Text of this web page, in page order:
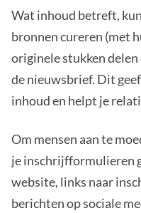
Wat inhoud betreft,
bronnen cureren (met
originele stukken
de nieuwsbrief. Dit
inhoud en helpt je
Om mensen aan te
je inschrijfformulieren
website, links naar
berichten op sociale